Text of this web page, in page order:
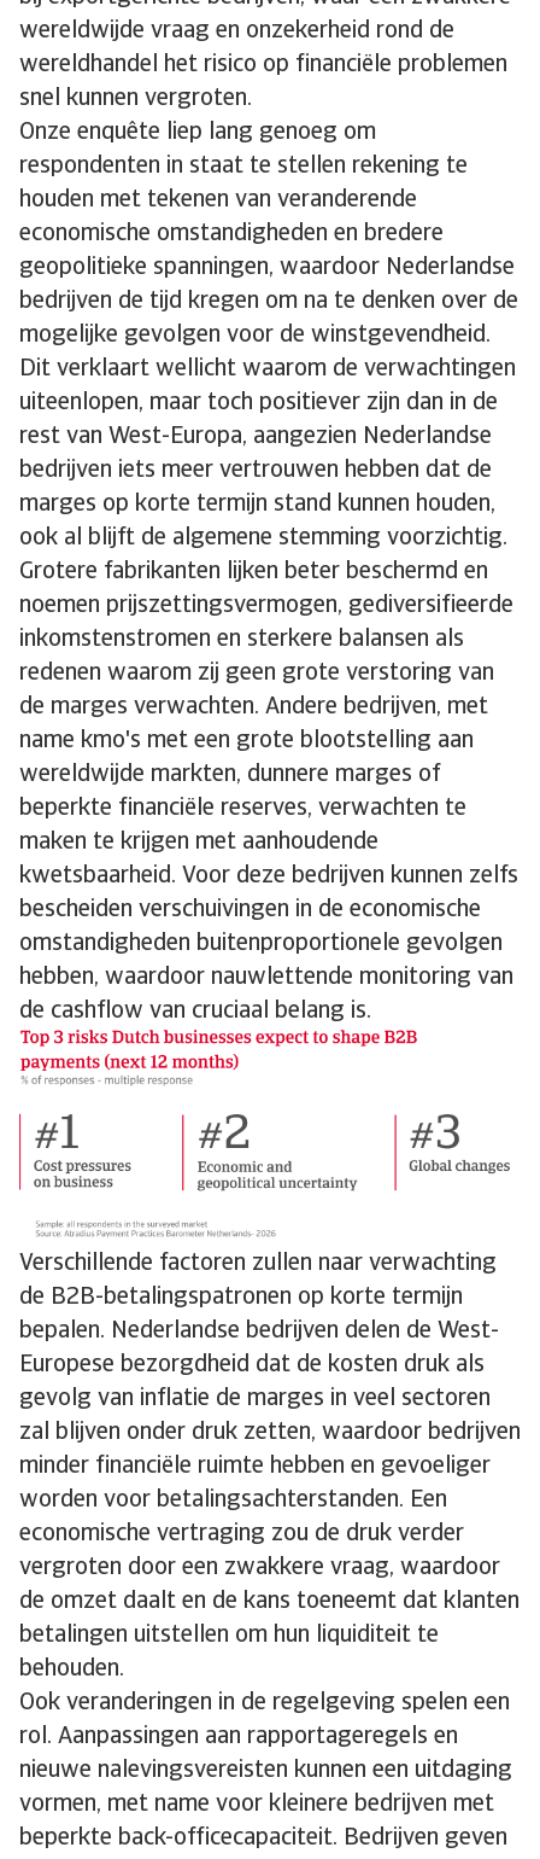
wereldwijde vraag en onzekerheid rond de
wereldhandel het risico op financiële problemen
snel kunnen vergroten.
Onze enquête liep lang genoeg om
respondenten in staat te stellen rekening te
houden met tekenen van veranderende
economische omstandigheden en bredere
geopolitieke spanningen, waardoor Nederlandse
bedrijven de tijd kregen om na te denken over de
mogelijke gevolgen voor de winstgevendheid.
Dit verklaart wellicht waarom de verwachtingen
uiteenlopen, maar toch positiever zijn dan in de
rest van West-Europa, aangezien Nederlandse
bedrijven iets meer vertrouwen hebben dat de
marges op korte termijn stand kunnen houden,
ook al blijft de algemene stemming voorzichtig.
Grotere fabrikanten lijken beter beschermd en
noemen prijszettingsvermogen, gediversifieerde
inkomstenstromen en sterkere balansen als
redenen waarom zij geen grote verstoring van
de marges verwachten. Andere bedrijven, met
name kmo's met een grote blootstelling aan
wereldwijde markten, dunnere marges of
beperkte financiële reserves, verwachten te
maken te krijgen met aanhoudende
kwetsbaarheid. Voor deze bedrijven kunnen zelfs
bescheiden verschuivingen in de economische
omstandigheden buitenproportionele gevolgen
hebben, waardoor nauwlettende monitoring van
de cashflow van cruciaal belang is.
Verschillende factoren zullen naar verwachting
de B2B-betalingspatronen op korte termijn
bepalen. Nederlandse bedrijven delen de West-
Europese bezorgdheid dat de kosten druk als
gevolg van inflatie de marges in veel sectoren
zal blijven onder druk zetten, waardoor bedrijven
minder financiële ruimte hebben en gevoeliger
worden voor betalingsachterstanden. Een
economische vertraging zou de druk verder
vergroten door een zwakkere vraag, waardoor
de omzet daalt en de kans toeneemt dat klanten
betalingen uitstellen om hun liquiditeit te
behouden.
Ook veranderingen in de regelgeving spelen een
rol. Aanpassingen aan rapportageregels en
nieuwe nalevingsvereisten kunnen een uitdaging
vormen, met name voor kleinere bedrijven met
beperkte back-officecapaciteit. Bedrijven geven